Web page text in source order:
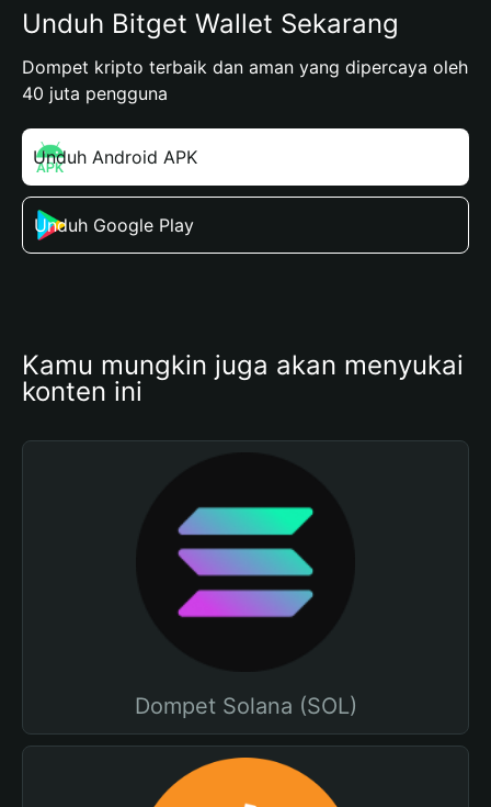
Unduh Bitget Wallet Sekarang
Dompet kripto terbaik dan aman yang dipercaya oleh
40 juta pengguna
Unduh Android APK
Unduh Google Play
Kamu mungkin juga akan menyukai
konten ini
Dompet Solana (SOL)